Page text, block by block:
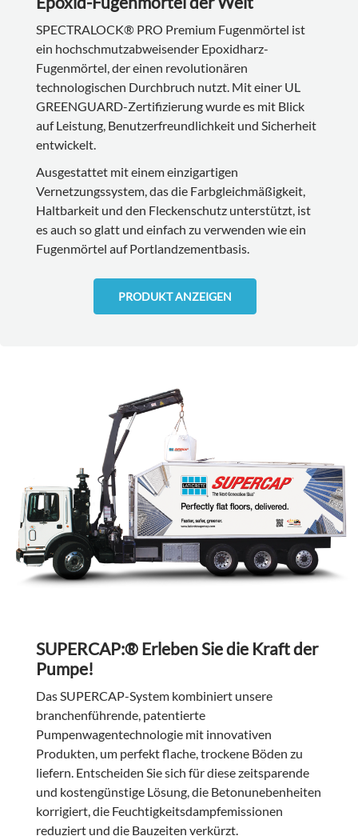
SPECTRALOCK® PRO Premium Fugenmörtel ist
ein hochschmutzabweisender Epoxidharz-
Fugenmörtel, der einen revolutionären
technologischen Durchbruch nutzt. Mit einer UL
GREENGUARD-Zertifizierung wurde es mit Blick
auf Leistung, Benutzerfreundlichkeit und Sicherheit
entwickelt.
Ausgestattet mit einem einzigartigen
Vernetzungssystem, das die Farbgleichmäßigkeit,
Haltbarkeit und den Fleckenschutz unterstützt, ist
es auch so glatt und einfach zu verwenden wie ein
Fugenmörtel auf Portlandzementbasis.
PRODUKT ANZEIGEN
SUPERCAP:® Erleben Sie die Kraft der
Pumpe!
Das SUPERCAP-System kombiniert unsere
branchenführende, patentierte
Pumpenwagentechnologie mit innovativen
Produkten, um perfekt flache, trockene Böden zu
liefern. Entscheiden Sie sich für diese zeitsparende
und kostengünstige Lösung, die Betonunebenheiten
korrigiert, die Feuchtigkeitsdampfemissionen
reduziert und die Bauzeiten verkürzt.